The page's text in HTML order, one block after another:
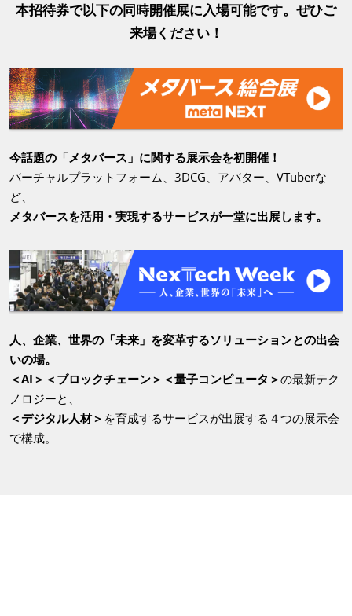
本招待券で以下の同時開催展に入場可能です。ぜひご
来場ください！
今話題の「メタバース」に関する展示会を初開催！
バーチャルプラットフォーム、3DCG、アバター、VTuberな
ど、
メタバースを活用・実現するサービスが一堂に出展します。
人、企業、世界の「未来」を変革するソリューションとの出会
いの場。
＜AI＞＜ブロックチェーン＞＜量子コンピュータ＞の最新テク
ノロジーと、
＜デジタル人材＞ を育成するサービスが出展する４つの展示会
で構成。